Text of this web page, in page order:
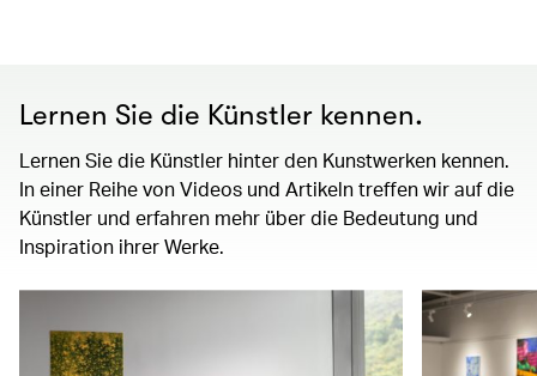
Lernen Sie die Künstler kennen.
Lernen Sie die Künstler hinter den Kunstwerken kennen.
In einer Reihe von Videos und Artikeln treffen wir auf die
Künstler und erfahren mehr über die Bedeutung und
Inspiration ihrer Werke.